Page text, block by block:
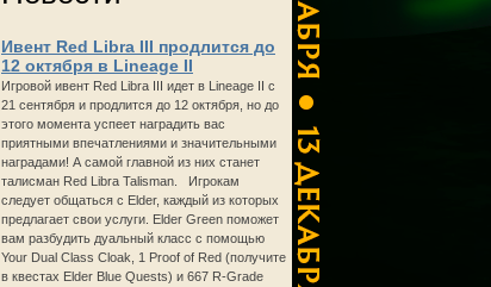
Ивент Red Libra III продлится до
12 октября в Lineage II
Игровой ивент Red Libra III идет в Lineage II с
21 сентября и продлится до 12 октября, но до
этого момента успеет наградить вас
приятными впечатлениями и значительными
наградами! А самой главной из них станет
талисман Red Libra Talisman. Игрокам
следует общаться с Elder, каждый из которых
предлагает свои услуги. Elder Green поможет
вам разбудить дуальный класс с помощью
Your Dual Class Cloak, 1 Proof of Red (получите
в квестах Elder Blue Quests) и 667 R-Grade